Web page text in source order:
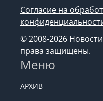
Согласие на
© 2008-2026
права защищены.
Меню
АРХИВ